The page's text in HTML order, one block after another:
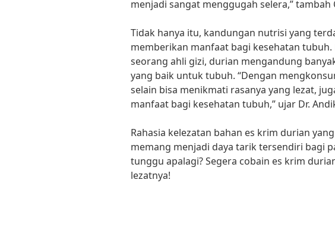
menjadi sangat menggugah selera,” tambah
Tidak hanya itu, kandungan nutrisi yang
memberikan manfaat bagi kesehatan tubuh.
seorang ahli gizi, durian mengandung
yang baik untuk tubuh. “Dengan
selain bisa menikmati rasanya yang lezat,
manfaat bagi kesehatan tubuh,” ujar Dr.
Rahasia kelezatan bahan es krim durian
memang menjadi daya tarik tersendiri bagi
tunggu apalagi? Segera cobain es krim
lezatnya!